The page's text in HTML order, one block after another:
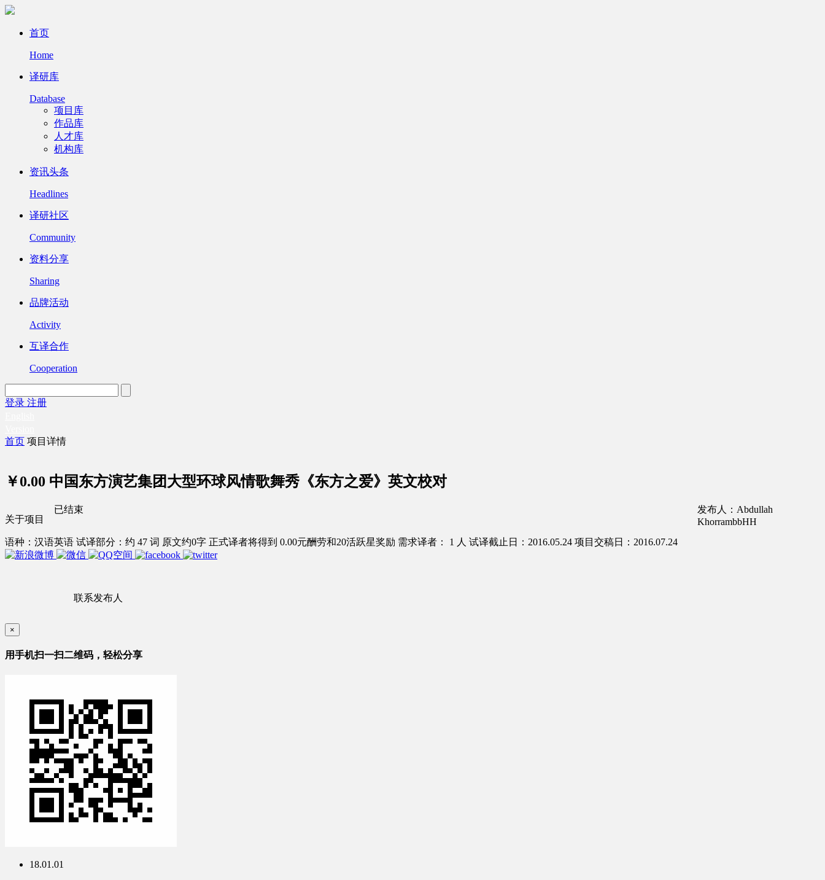
首页
Home
译研库
Database
项目库
作品库
人才库
机构库
资讯头条
Headlines
译研社区
Community
资料分享
Sharing
品牌活动
Activity
互译合作
Cooperation
登录 注册
首页 项目详情
￥0.00 中国东方演艺集团大型环球风情歌舞秀《东方之爱》英文校对
关于项目
发布人：Abdullah
KhorrambbHH
语种：汉语英语 试译部分：约 47 词 原文约0字 正式译者将得到 0.00元酬劳和20活跃星奖励 需求译者： 1 人 试译截止日：2016.05.24 项目交稿日：2016.07.24
联系发布人
已结束
×
用手机扫一扫二维码，轻松分享
18.01.01